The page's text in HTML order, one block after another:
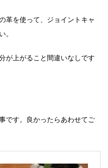
革を使って、ジョイントキャ
。
が上がること間違いなしです
です。良かったらあわせてご